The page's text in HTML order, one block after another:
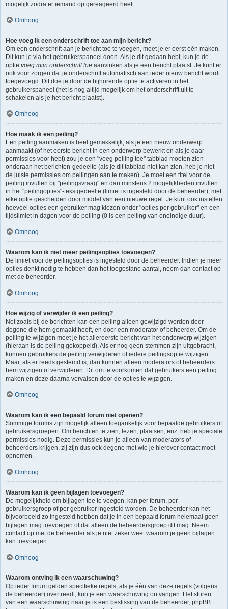
mogelijk zodra er iemand op gereageerd heeft.
Omhoog
Hoe voeg ik een onderschrift toe aan mijn bericht?
Om een onderschrift aan je bericht toe te voegen, moet je er eerst één maken.
Dit kun je via het gebruikerspaneel doen. Als je dit gedaan hebt, kun je de
optie voeg mijn onderschrift toe aanvinken als je een bericht plaatst. Je kunt er
ook voor zorgen dat je onderschrift automatisch aan ieder nieuw bericht wordt
toegevoegd. Dit doe je door de bijhorende optie te activeren in het
gebruikerspaneel (het is nog altijd mogelijk om het onderschrift uit te
schakelen als je het bericht plaatst).
Omhoog
Hoe maak ik een peiling?
Een peiling aanmaken is heel gemakkelijk, als je een nieuw onderwerp
aanmaakt (of het eerste bericht in een onderwerp bewerkt en als je daar
permissies voor hebt) zou je een "voeg peiling toe" tabblad moeten zien
onderaan het berichten-gedeelte (als je dit tabblad niet kan zien, heb je niet
de juiste permissies om peilingen aan te maken). Je moet een titel voor de
peiling invullen bij "peilingsvraag" en dan minstens 2 mogelijkheden invullen
in het "peilingopties"-tekstgedeelte (limiet is ingesteld door de beheerder), met
elke optie gescheiden door middel van een nieuwe regel. Je kunt ook instellen
hoeveel opties een gebruiker mag kiezen onder "opties per gebruiker" en een
tijdslimiet in dagen voor de peiling (0 is een peiling van oneindige duur).
Omhoog
Waarom kan ik niet meer peilingsopties toevoegen?
De limiet voor de peilingsopties is ingesteld door de beheerder. Indien je meer
opties denkt nodig te hebben dan het toegestane aantal, neem dan contact op
met de beheerder.
Omhoog
Hoe wijzig of verwijder ik een peiling?
Net zoals bij de berichten kan een peiling alleen gewijzigd worden door
degene die hem gemaakt heeft, en door een moderator of beheerder. Om de
peiling te wijzigen moet je het allereerste bericht van het onderwerp wijzigen
(hieraan is de peiling gekoppeld). Als er nog geen stemmen zijn uitgebracht,
kunnen gebruikers de peiling verwijderen of iedere peilingsoptie wijzigen.
Maar, als er reeds gestemd is, dan kunnen alleen moderators of beheerders
hem wijzigen of verwijderen. Dit om te voorkomen dat gebruikers een peiling
maken en deze daarna vervalsen door de opties te wijzigen.
Omhoog
Waarom kan ik een bepaald forum niet openen?
Sommige forums zijn mogelijk alleen toegankelijk voor bepaalde gebruikers of
gebruikersgroepen. Om berichten te zien, lezen, plaatsen, enz. heb je speciale
permissies nodig. Deze permissies kun je alleen van moderators of
beheerders krijgen, zij zijn dus ook degene met wie je hierover contact moet
opnemen.
Omhoog
Waarom kan ik geen bijlagen toevoegen?
De mogelijkheid om bijlagen toe te voegen, kan per forum, per
gebruikersgroep of per gebruiker ingesteld worden. De beheerder kan het
bijvoorbeeld zo ingesteld hebben dat je in een bepaald forum helemaal geen
bijlagen mag toevoegen of dat alleen de beheerdersgroep dit mag. Neem
contact op met de beheerder als je niet zeker weet waarom je geen bijlagen
kan toevoegen.
Omhoog
Waarom ontving ik een waarschuwing?
Op ieder forum gelden specifieke regels, als je één van deze regels (volgens
de beheerder) overtreedt, kun je een waarschuwing ontvangen. Het sturen
van een waarschuwing naar je is een beslissing van de beheerder, phpBB